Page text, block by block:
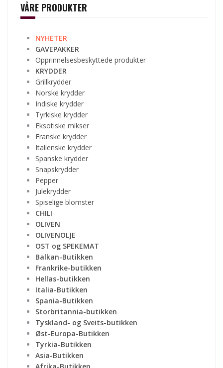
VÅRE PRODUKTER
NYHETER
GAVEPAKKER
Opprinnelsesbeskyttede produkter
KRYDDER
Grillkrydder
Norske krydder
Indiske krydder
Tyrkiske krydder
Eksotiske mikser
Franske krydder
Italienske krydder
Spanske krydder
Snapskrydder
Pepper
Julekrydder
Spiselige blomster
CHILI
OLIVEN
OLIVENOLJE
OST og SPEKEMAT
Balkan-Butikken
Frankrike-butikken
Hellas-butikken
Italia-Butikken
Spania-Butikken
Storbritannia-butikken
Tyskland- og Sveits-butikken
Øst-Europa-Butikken
Tyrkia-Butikken
Asia-Butikken